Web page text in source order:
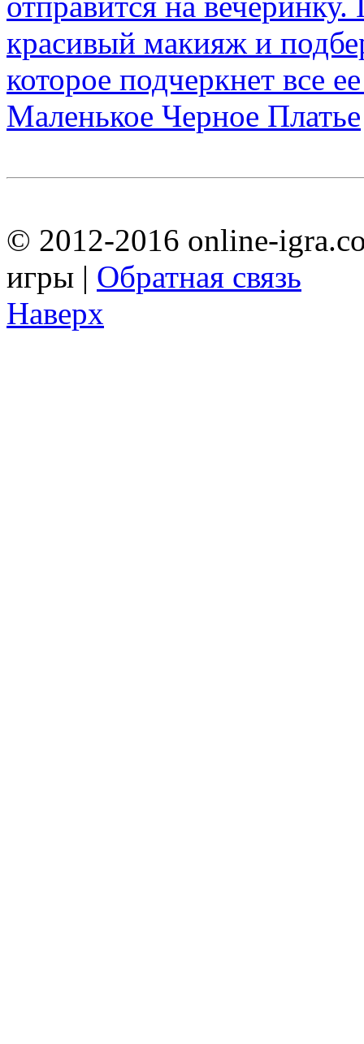
Маленькое Черное Платье
© 2012-2016 online-
игры | Обратная связь
Наверх